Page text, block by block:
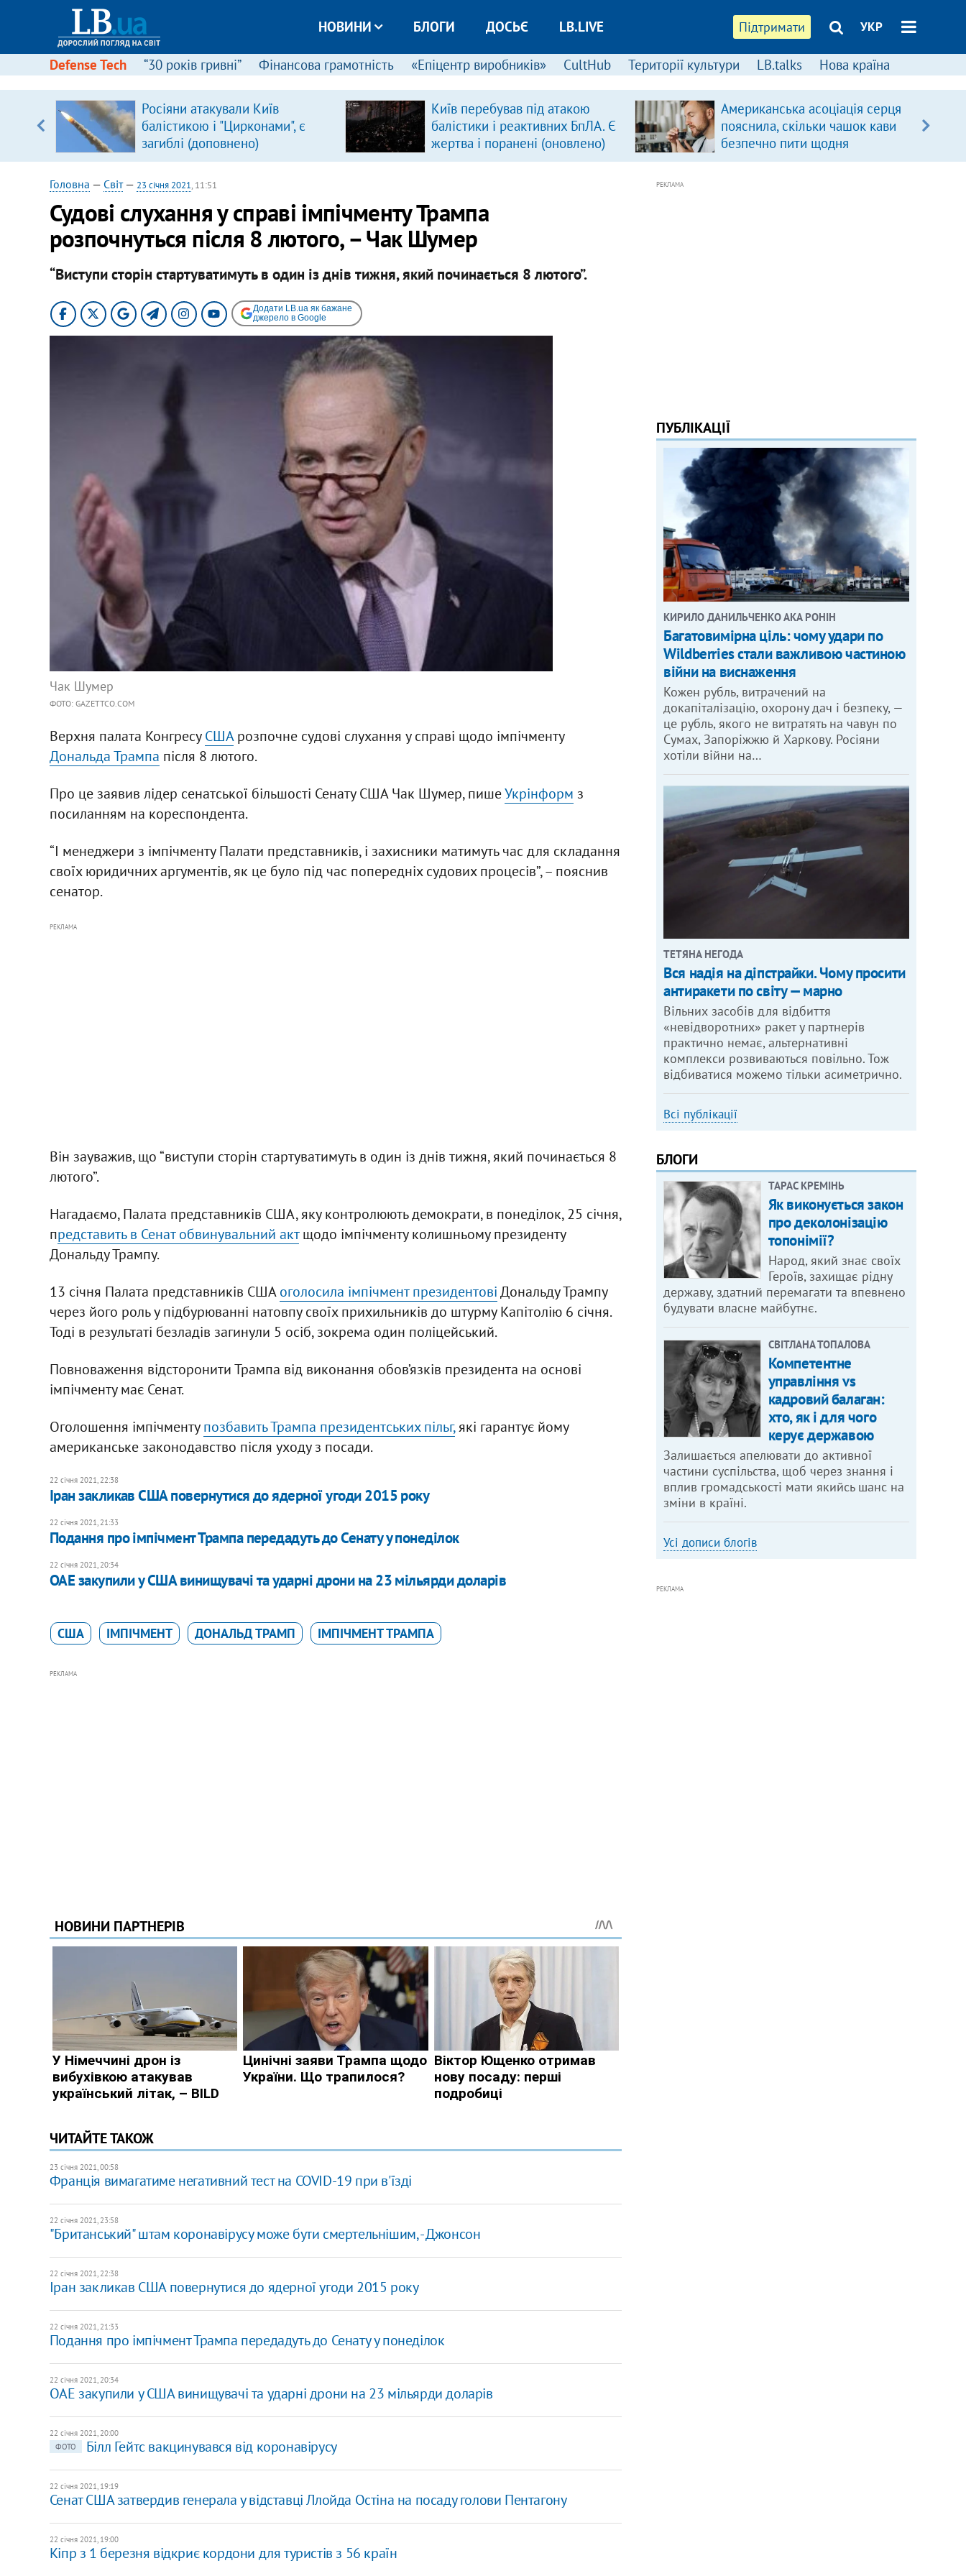
Підтримати УКР
НОВИНИ БЛОГИ ДОСЬЄ LB.LIVE
Defense Tech “30 років гривні” Фінансова грамотність «Епіцентр виробників» CultHub Території культури LB.talks Нова країна
Росіяни атакували Київ
балістикою і "Цирконами", є
загиблі (доповнено)
Київ перебував під атакою
балістики і реактивних БпЛА. Є
жертва і поранені (оновлено)
Американська асоціація серця
пояснила, скільки чашок кави
безпечно пити щодня
Головна — Світ— 23 січня 2021, 11:51
Судові слухання у справі імпічменту Трампа
розпочнуться після 8 лютого, – Чак Шумер
“Виступи сторін стартуватимуть в один із днів тижня, який починається 8 лютого”.
Додати LB.ua як бажане
джерело в Google
Чак Шумер
ФОТО: GAZETTCO.COM
Верхня палата КонгресуСШАрозпочне судові слухання у справі щодо імпічменту
Дональда Трампа після 8 лютого.
Про це заявив лідер сенатської більшості Сенату США Чак Шумер, пишеУкрінформ з
посиланням на кореспондента.
“І менеджери з імпічменту Палати представників, і захисники матимуть час для складання
своїх юридичних аргументів, як це було під час попередніх судових процесів”, – пояснив
сенатор.
РЕКЛАМА
Він зауважив, що “виступи сторін стартуватимуть в один із днів тижня, який починається 8
лютого”.
Нагадаємо, Палата представників США, яку контролюють демократи, в понеділок, 25 січня,
представить в Сенат обвинувальний актщодо імпічменту колишньому президенту
Дональду Трампу.
13 січня Палата представників СШАоголосила імпічмент президентовіДональду Трампу
через його роль у підбурюванні натовпу своїх прихильників до штурму Капітолію 6 січня.
Тоді в результаті безладів загинули 5 осіб, зокрема один поліцейський.
Повноваження відсторонити Трампа від виконання обов’язків президента на основі
імпічменту має Сенат.
Оголошення імпічментупозбавить Трампа президентських пільг,які гарантує йому
американське законодавство після уходу з посади.
22 січня 2021, 22:38
Іран закликав США повернутися до ядерної угоди 2015 року
22 січня 2021, 21:33
Подання про імпічмент Трампа передадуть до Сенату у понеділок
22 січня 2021, 20:34
ОАЕ закупили у США винищувачі та ударні дрони на 23 мільярди доларів
США ІМПІЧМЕНТ ДОНАЛЬД ТРАМП ІМПІЧМЕНТ ТРАМПА
РЕКЛАМА
ЧИТАЙТЕ ТАКОЖ
23 січня 2021, 00:58
Франція вимагатиме негативний тест на COVID-19 при в'їзді
22 січня 2021, 23:58
"Британський" штам коронавірусу може бути смертельнішим, - Джонсон
22 січня 2021, 22:38
Іран закликав США повернутися до ядерної угоди 2015 року
22 січня 2021, 21:33
Подання про імпічмент Трампа передадуть до Сенату у понеділок
22 січня 2021, 20:34
ОАЕ закупили у США винищувачі та ударні дрони на 23 мільярди доларів
22 січня 2021, 20:00
ФОТО
Білл Гейтс вакцинувався від коронавірусу
22 січня 2021, 19:19
Сенат США затвердив генерала у відставці Ллойда Остіна на посаду голови Пентагону
22 січня 2021, 19:00
Кіпр з 1 березня відкриє кордони для туристів з 56 країн
РЕКЛАМА
ПУБЛІКАЦІЇ
КИРИЛО ДАНИЛЬЧЕНКО АКА РОНІН
Багатовимірна ціль: чому удари по
Wildberries стали важливою частиною
війни на виснаження
Кожен рубль, витрачений на
докапіталізацію, охорону дач і безпеку, —
це рубль, якого не витратять на чавун по
Сумах, Запоріжжю й Харкову. Росіяни
хотіли війни на…
ТЕТЯНА НЕГОДА
Вся надія на діпстрайки. Чому просити
антиракети по світу — марно
Вільних засобів для відбиття
«невідворотних» ракет у партнерів
практично немає, альтернативні
комплекси розвиваються повільно. Тож
відбиватися можемо тільки асиметрично.
Всі публікації
БЛОГИ
ТАРАС КРЕМІНЬ
Як виконується закон
про деколонізацію
топонімії?
Народ, який знає своїх
Героїв, захищає рідну
державу, здатний перемагати та впевнено
будувати власне майбутнє.
СВІТЛАНА ТОПАЛОВА
Компетентне
управління vs
кадровий балаган:
хто, як і для чого
керує державою
Залишається апелювати до активної
частини суспільства, щоб через знання і
вплив громадськості мати якийсь шанс на
зміни в країні.
Усі дописи блогів
РЕКЛАМА